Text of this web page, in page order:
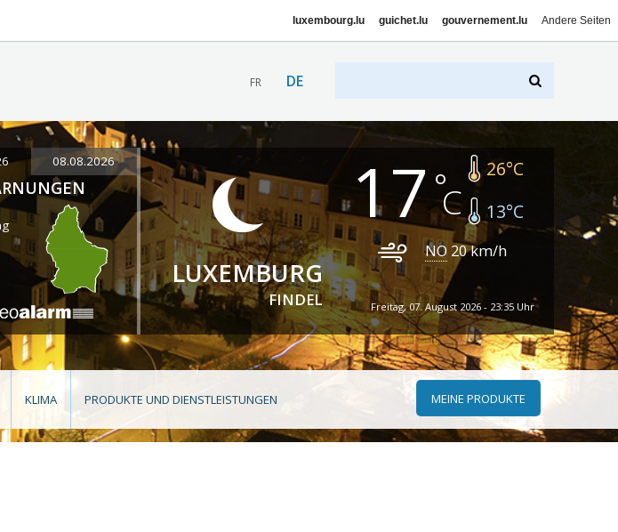
luxembourg.lu guichet.lu gouvernement.lu Andere Seiten
FR DE
08.08.2026
LUXEMBURG
FINDEL
17 26°C
13°C
NO 20km/h
Freitag, 07. August 2026 - 23:35 Uhr
KLIMA PRODUKTE UND DIENSTLEISTUNGEN MEINE PRODUKTE